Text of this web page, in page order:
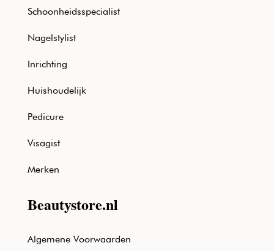
Schoonheidsspecialist
Nagelstylist
Inrichting
Huishoudelijk
Pedicure
Visagist
Merken
Beautystore.nl
Algemene Voorwaarden